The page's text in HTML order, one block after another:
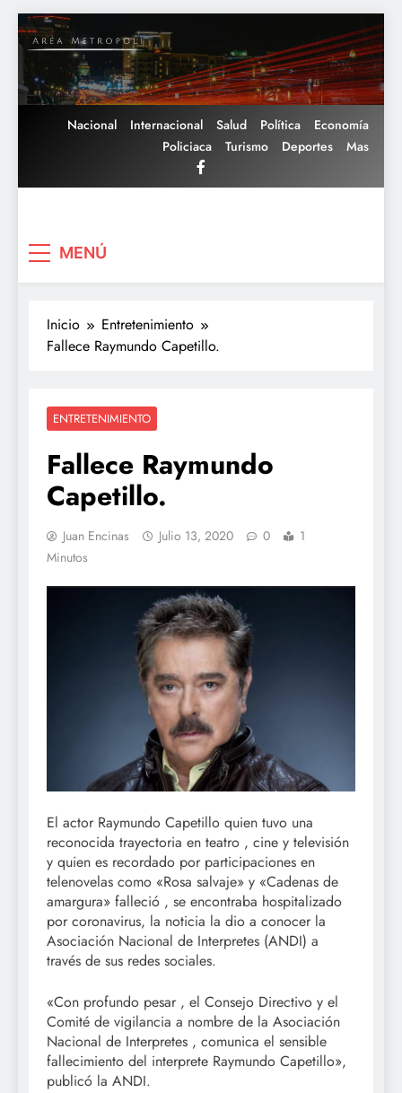
Saltar
al
contenido
Nacional Internacional Salud Política
Economía
Policiaca
Turismo Deportes Mas
MENÚ
Inicio
Entretenimiento
Fallece Raymundo Capetillo.
ENTRETENIMIENTO
Fallece Raymundo
Capetillo.
Juan Encinas Julio 13, 2020 0
1
Minutos
El actor Raymundo Capetillo quien tuvo una
reconocida trayectoria en teatro , cine y televisión
y quien es recordado por participaciones en
telenovelas como «Rosa salvaje» y «Cadenas de
amargura» falleció , se encontraba hospitalizado
por coronavirus, la noticia la dio a conocer la
Asociación Nacional de Interpretes (ANDI) a
través de sus redes sociales.
«Con profundo pesar , el Consejo Directivo y el
Comité de vigilancia a nombre de la Asociación
Nacional de Interpretes , comunica el sensible
fallecimiento del interprete Raymundo Capetillo»,
publicó la ANDI.